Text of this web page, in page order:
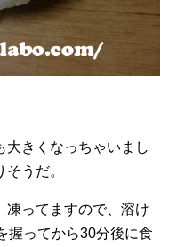
大きくなっちゃいまし
うだ。
凍ってますので、溶け
握ってから30分後に食